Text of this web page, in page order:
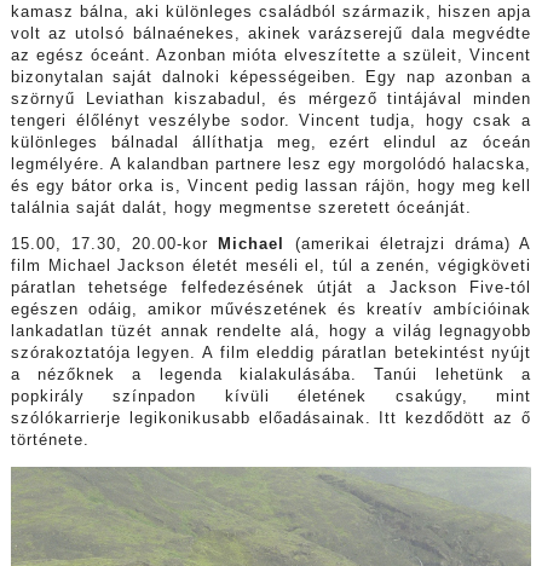
kamasz bálna, aki különleges családból származik, hiszen apja
volt az utolsó bálnaénekes, akinek varázserejű dala megvédte
az egész óceánt. Azonban mióta elveszítette a szüleit, Vincent
bizonytalan saját dalnoki képességeiben. Egy nap azonban a
szörnyű Leviathan kiszabadul, és mérgező tintájával minden
tengeri élőlényt veszélybe sodor. Vincent tudja, hogy csak a
különleges bálnadal állíthatja meg, ezért elindul az óceán
legmélyére. A kalandban partnere lesz egy morgolódó halacska,
és egy bátor orka is, Vincent pedig lassan rájön, hogy meg kell
találnia saját dalát, hogy megmentse szeretett óceánját.
15.00, 17.30, 20.00-kor Michael (amerikai életrajzi dráma) A
film Michael Jackson életét meséli el, túl a zenén, végigköveti
páratlan tehetsége felfedezésének útját a Jackson Five-tól
egészen odáig, amikor művészetének és kreatív ambícióinak
lankadatlan tüzét annak rendelte alá, hogy a világ legnagyobb
szórakoztatója legyen. A film eleddig páratlan betekintést nyújt
a nézőknek a legenda kialakulásába. Tanúi lehetünk a
popkirály színpadon kívüli életének csakúgy, mint
szólókarrierje legikonikusabb előadásainak. Itt kezdődött az ő
története.